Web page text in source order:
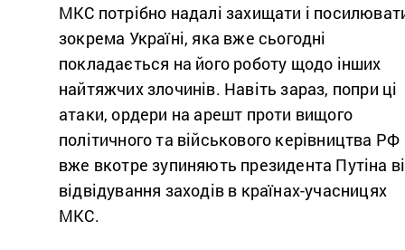
МКС потрібно надалі захищати і
зокрема Україні, яка вже сьогодні
покладається на його роботу щодо інших
найтяжчих злочинів. Навіть зараз, попри ці
атаки, ордери на арешт проти вищого
політичного та військового керівництва РФ
вже вкотрезупиняють президента Путіна
відвідування заходів в країнах-учасницях
МКС.